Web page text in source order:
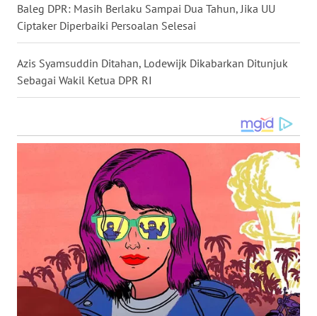
Baleg DPR: Masih Berlaku Sampai Dua Tahun, Jika UU
Ciptaker Diperbaiki Persoalan Selesai
Azis Syamsuddin Ditahan, Lodewijk Dikabarkan Ditunjuk
Sebagai Wakil Ketua DPR RI
WN
JATIM
WN
BALI
WN
KALSEL